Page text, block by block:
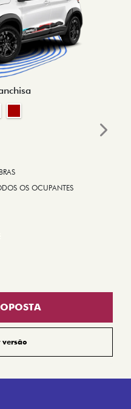
OS OCUPANTES
versão
Next